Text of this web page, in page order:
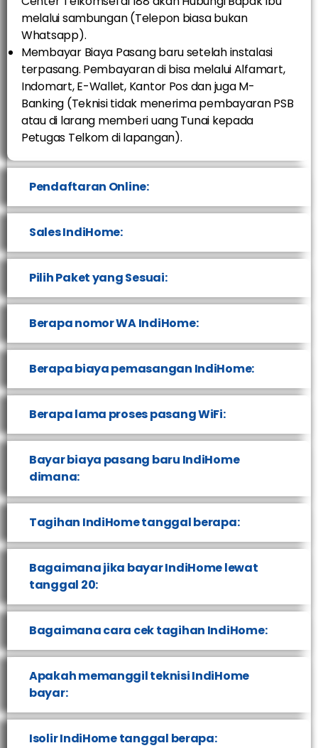
melalui sambungan (Telepon biasa bukan
Whatsapp).
Membayar Biaya Pasang baru setelah instalasi
terpasang. Pembayaran di bisa melalui Alfamart,
Indomart, E-Wallet, Kantor Pos dan juga M-
Banking (Teknisi tidak menerima pembayaran PSB
atau di larang memberi uang Tunai kepada
Petugas Telkom di lapangan).
Pendaftaran Online:
Sales IndiHome:
Pilih Paket yang Sesuai:
Berapa nomor WA IndiHome:
Berapa biaya pemasangan IndiHome:
Berapa lama proses pasang WiFi:
Bayar biaya pasang baru IndiHome
dimana:
Tagihan IndiHome tanggal berapa:
Bagaimana jika bayar IndiHome lewat
tanggal 20:
Bagaimana cara cek tagihan IndiHome:
Apakah memanggil teknisi IndiHome
bayar:
Isolir IndiHome tanggal berapa: